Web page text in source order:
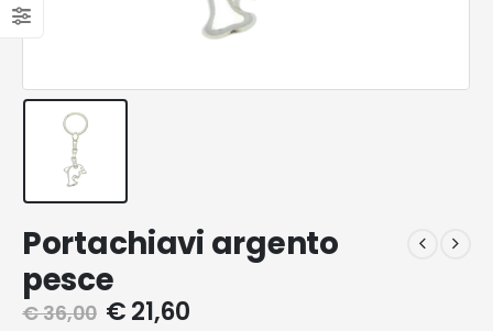
Portachiavi argento
pesce
€36,00 €21,60